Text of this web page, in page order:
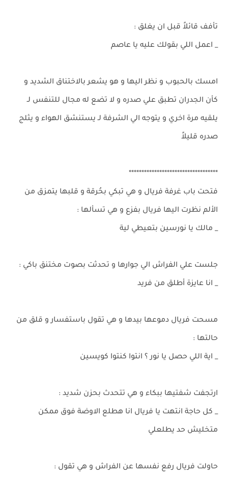
تأفف قائلاً قبل ان يغلق :
_ اعمل اللي بقولك عليه يا عاصم
امسك بالحبوب و نظر اليها و هو يشعر بالاختناق الشديد و
كأن الجدران تطبق علي صدره و لا تضع له مجال للتنفس لـ
يلقيه مرة اخري و يتوجه الي الشرفة لـ يستنشق الهواء و يثلج
صدره قليلاً
***********************************
فتحت باب غرفة فريال و هي تبكي بحُرقة و قلبها يتمزق من
الألم نظرت اليها فريال بفزع و هي تسألها :
_ مالك يا نورسين بتعيطي لية
جلست علي الفراش الي جوارها و تحدثت بصوت مختنق باكي :
_ انا عايزة أطلق من فريد
مسحت فريال دموعها بيدها و هي تقول باستفسار و قلق من
حالتها :
_ اية اللي حصل يا نور ؟ انتوا كنتوا كويسين
ارتجفت شفتيها ببكاء و هي تتحدث بحزن شديد :
_ كل حاجة انتهت يا فريال انا هطلع الاوضة فوق ممكن
متخليش حد يطلعلي
حاولت فريال رفع نفسها عن الفراش و هي تقول :